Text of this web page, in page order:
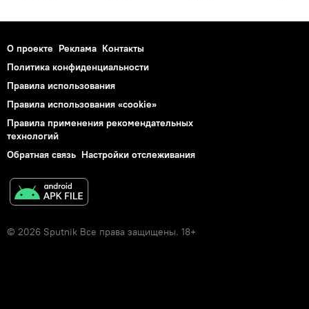
О проекте Реклама Контакты
Политика конфиденциальности
Правила использования
Правила использования «cookie»
Правила применения рекомендательных
технологий
Обратная связь Настройки отслеживания
© 2026 Sputnik Все права защищены. 18+